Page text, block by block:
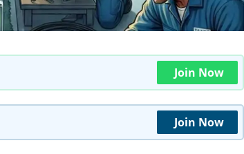
Join Now
Join Now